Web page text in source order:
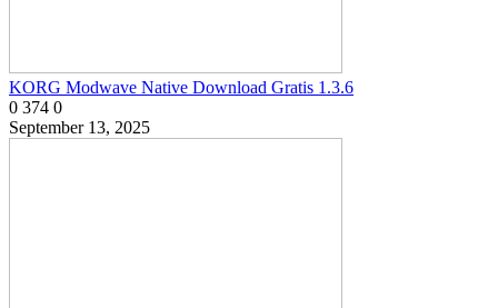
KORG Modwave Native Download Gratis 1.3.6
0 374 0
September 13, 2025